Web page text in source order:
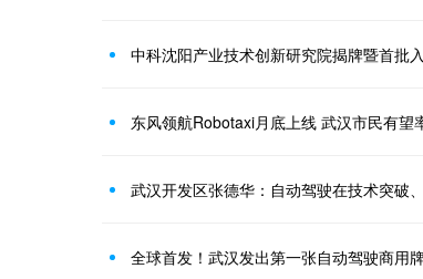
中科沈阳产业技术创新研究院揭牌暨首批
东风领航Robotaxi月底上线 武汉市民有望
武汉开发区张德华：自动驾驶在技术突破
全球首发！武汉发出第一张自动驾驶商用